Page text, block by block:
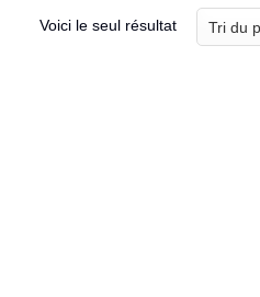
Voici le seul résultat